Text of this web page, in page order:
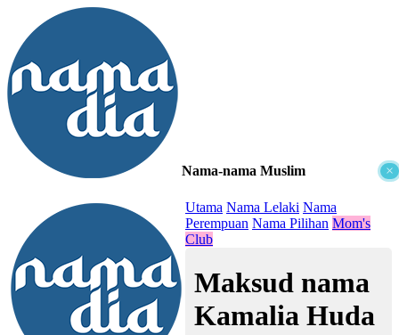
×
Nama-nama Muslim
Utama Nama Lelaki Nama
Perempuan Nama Pilihan Mom's
Club
Maksud nama
Kamalia Huda